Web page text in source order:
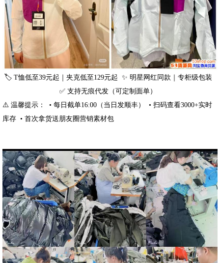
🏷️ T恤低至39元起｜夹克低至129元起 ✨ 明星网红同款｜专柜级包装
✅ 支持无痕代发（可定制面单）
⚠️ 温馨提示： • 每日截单16:00（当日发顺丰） • 扫码查看3000+实时
库存 • 首次拿货送朋友圈营销素材包